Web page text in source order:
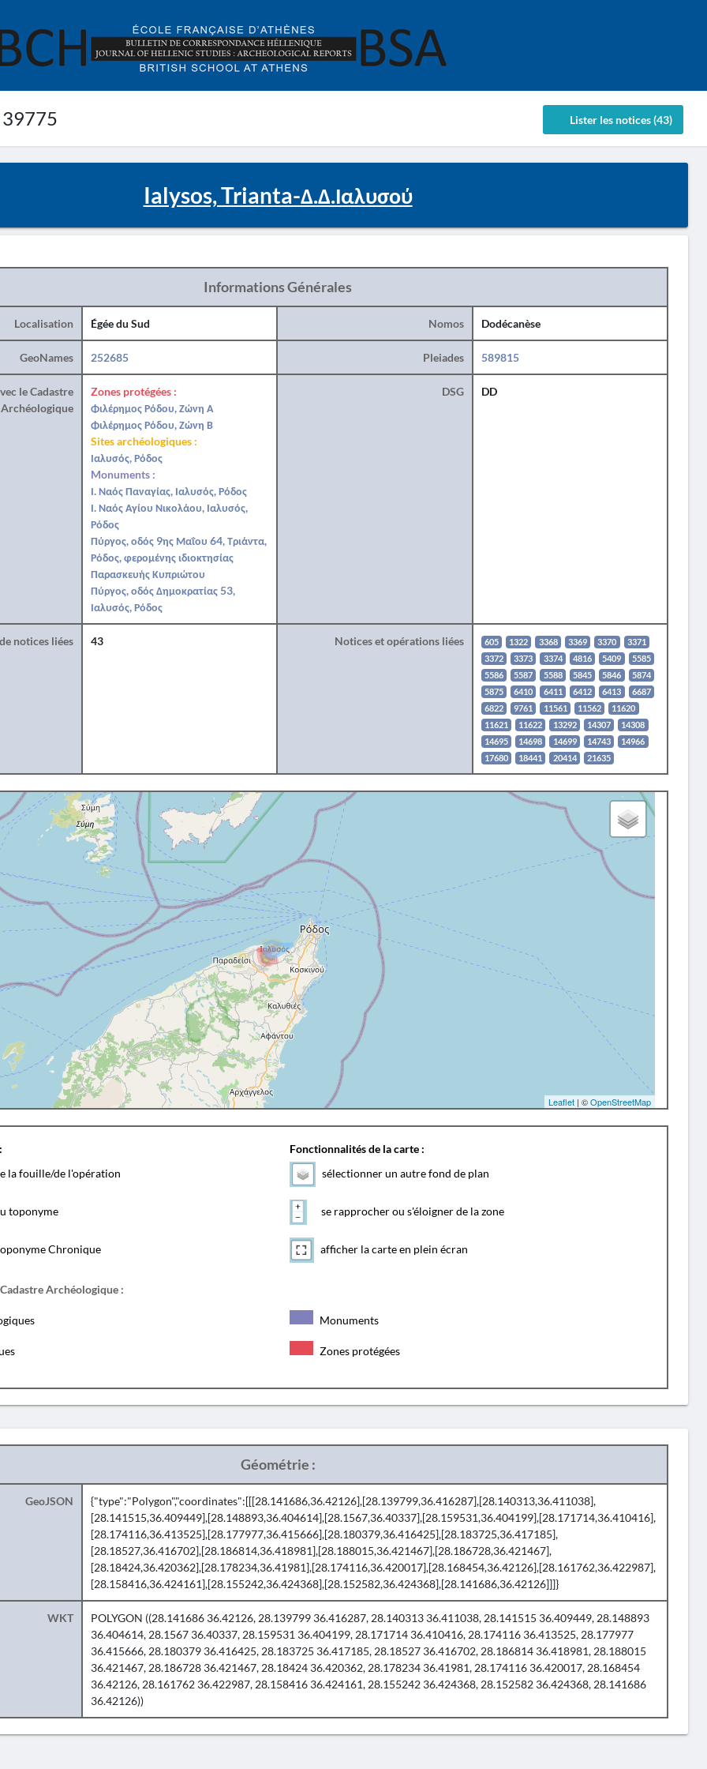
Lister les notices (43)
Ialysos, Trianta-Δ.Δ.Ιαλυσού
Informations Générales
Localisation Égée du Sud Nomos Dodécanèse
GeoNames 252685 Pleiades 589815
le Cadastre
Archéologique
Zones protégées :
Φιλέρημος Ρόδου, Ζώνη Α
Φιλέρημος Ρόδου, Ζώνη Β
Sites archéologiques :
Ιαλυσός, Ρόδος
Monuments :
Ι. Ναός Παναγίας, Ιαλυσός, Ρόδος
Ι. Ναός Αγίου Νικολάου, Ιαλυσός,
Ρόδος
Πύργος, οδός 9ης Μαΐου 64, Τριάντα,
Ρόδος, φερομένης ιδιοκτησίας
Παρασκευής Κυπριώτου
Πύργος, οδός Δημοκρατίας 53,
Ιαλυσός, Ρόδος
DSG DD
notices liées 43 Notices et opérations liées 605 1322 3368 3369 3370
3371
3372
3373 3374 4816 5409
5585
5586
5587 5588 5845 5846
5874
5875
6410 6411 6412 6413
6687
6822
9761 11561 11562
11620
11621
11622 13292 14307
14308
14695
14698 14699 14743
14966
17680
18441 20414 21635
Leaflet | ©OpenStreetMap
la fouille/de l'opération
toponyme
Chronique
Fonctionnalités de la carte :
sélectionner un autre fond de plan
se rapprocher ou s'éloigner de la zone
afficher la carte en plein écran
Archéologique :
Monuments
Zones protégées
Géométrie :
GeoJSON
{"type":"Polygon","coordinates":[[[28.141686,36.42126],[28.139799,36.416287],[28.140313,36.411038],
[28.141515,36.409449],[28.148893,36.404614],[28.1567,36.40337],[28.159531,36.404199],[28.171714,36.410416],
[28.174116,36.413525],[28.177977,36.415666],[28.180379,36.416425],[28.183725,36.417185],
[28.18527,36.416702],[28.186814,36.418981],[28.188015,36.421467],[28.186728,36.421467],
[28.18424,36.420362],[28.178234,36.41981],[28.174116,36.420017],[28.168454,36.42126],[28.161762,36.422987],
[28.158416,36.424161],[28.155242,36.424368],[28.152582,36.424368],[28.141686,36.42126]]]}
WKT
POLYGON ((28.141686 36.42126, 28.139799 36.416287, 28.140313 36.411038, 28.141515 36.409449, 28.148893
36.404614, 28.1567 36.40337, 28.159531 36.404199, 28.171714 36.410416, 28.174116 36.413525, 28.177977
36.415666, 28.180379 36.416425, 28.183725 36.417185, 28.18527 36.416702, 28.186814 36.418981, 28.188015
36.421467, 28.186728 36.421467, 28.18424 36.420362, 28.178234 36.41981, 28.174116 36.420017, 28.168454
36.42126, 28.161762 36.422987, 28.158416 36.424161, 28.155242 36.424368, 28.152582 36.424368, 28.141686
36.42126))